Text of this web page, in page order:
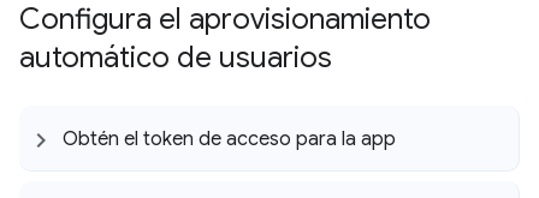
Configura el aprovisionamiento
automático de usuarios
Obtén el token de acceso para la app